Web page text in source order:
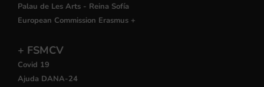
Palau de Les Arts - Reina Sofía
European Commission Erasmus +
+ FSMCV
Covid 19
Ajuda DANA-24